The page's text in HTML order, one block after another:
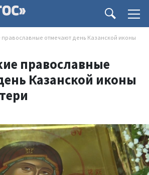
православные отмечают день Казанской иконы
православные
Казанской иконы